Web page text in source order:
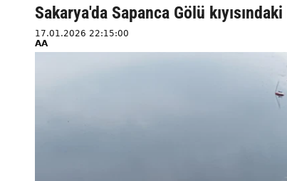
Sakarya'da Sapanca Gölü
17.01.2026 22:15:00
AA